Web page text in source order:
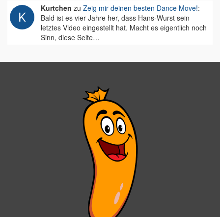
Kurtchen zu Zeig mir deinen besten Dance Move!:
Bald ist es vier Jahre her, dass Hans-Wurst sein
letztes Video eingestellt hat. Macht es eigentlich noch
Sinn, diese Seite…